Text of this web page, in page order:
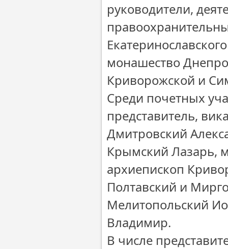
руководители,
монашество
Криворожской и
Среди почетных
представитель,
Дмитровский
Крымский Лазарь,
архиепископ
Полтавский и
Мелитопольский
Владимир.
В числе